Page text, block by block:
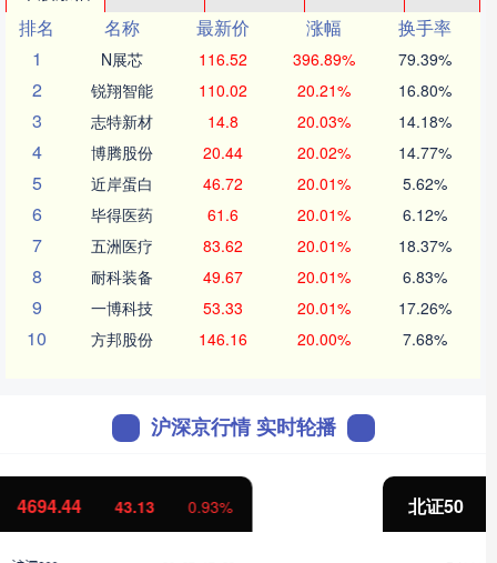
排名
名称 最新价 涨幅
换手率
1
N展芯 116.52 396.89% 79.39%
2 锐翔智能 110.02 20.21% 16.80%
3 志特新材 14.8 20.03% 14.18%
4 博腾股份 20.44 20.02% 14.77%
5 近岸蛋白 46.72 20.01% 5.62%
6 毕得医药 61.6 20.01% 6.12%
7 五洲医疗 83.62 20.01% 18.37%
8 耐科装备 49.67 20.01% 6.83%
9 一博科技 53.33 20.01% 17.26%
10 方邦股份 146.16 20.00% 7.68%
沪深京行情 实时轮播
北证50 1134.24